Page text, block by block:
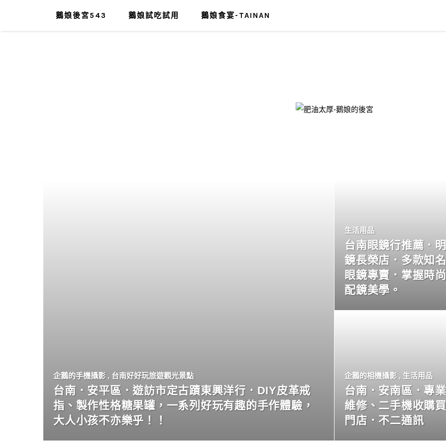
鵝娘後宮543 鵝娘試吃試用 鵝娘食宴-TAINAN
肥油太厚-鵝娘的後宮
企鵝的手機攝影 , 台南好好玩旅遊觀光景點
台南．安平區．遊訪市定古蹟東興洋行．DIY皮革戒
指、製作性格糖果罐，一系列好玩有趣的手作體驗，
大人小孩不亦樂乎！！
生活用品
台南眼鏡行推薦．
鏡長榮店．多款知
眼鏡專賣．掌握時
配鏡美學。
企鵝的相機攝影 , 生活用品
台南．安南區．專
維修、二手機收購
門店．不二通訊